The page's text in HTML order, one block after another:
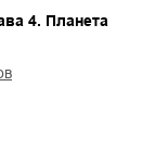
4. Планета